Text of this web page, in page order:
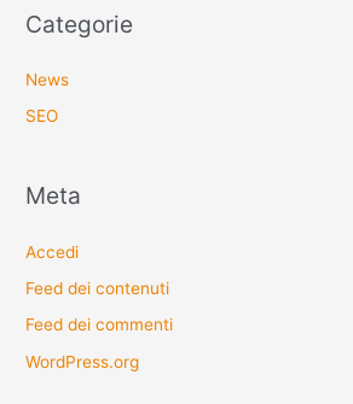
Categorie
News
SEO
Meta
Accedi
Feed dei contenuti
Feed dei commenti
WordPress.org